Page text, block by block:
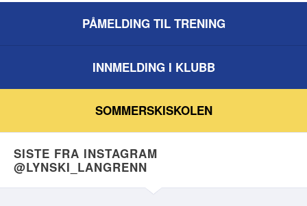
PÅMELDING TIL TRENING
INNMELDING I KLUBB
SOMMERSKISKOLEN
SISTE FRA INSTAGRAM
@LYNSKI_LANGRENN